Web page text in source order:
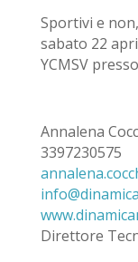
Sportivi e
sabato 22
YCMSV
Annalena
3397230575
Direttore